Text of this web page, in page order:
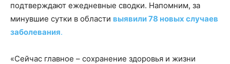
подтверждают ежедневные сводки. Напомним, за
минувшие сутки в области выявили 78 новых случаев
заболевания.
«Сейчас главное – сохранение здоровья и жизни